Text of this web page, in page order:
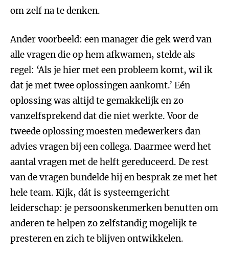
om zelf na te denken.
Ander voorbeeld: een manager die gek werd van
alle vragen die op hem afkwamen, stelde als
regel: ‘Als je hier met een probleem komt, wil ik
dat je met twee oplossingen aankomt.’ Eén
oplossing was altijd te gemakkelijk en zo
vanzelfsprekend dat die niet werkte. Voor de
tweede oplossing moesten medewerkers dan
advies vragen bij een collega. Daarmee werd het
aantal vragen met de helft gereduceerd. De rest
van de vragen bundelde hij en besprak ze met het
hele team. Kijk, dát is systeemgericht
leiderschap: je persoonskenmerken benutten om
anderen te helpen zo zelfstandig mogelijk te
presteren en zich te blijven ontwikkelen.